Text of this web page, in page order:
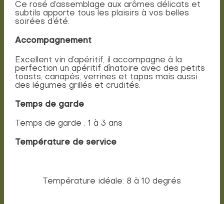
Ce rosé d’assemblage aux arômes délicats et
subtils apporte tous les plaisirs à vos belles
soirées d’été.
Accompagnement
Excellent vin d’apéritif, il accompagne à la
perfection un apéritif dînatoire avec des petits
toasts, canapés, verrines et tapas mais aussi
des légumes grillés et crudités.
Temps de garde
Temps de garde : 1 à 3 ans
Température de service
Température idéale: 8 à 10 degrés